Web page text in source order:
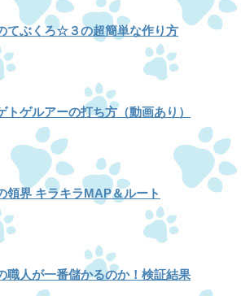
てぶくろ☆３の超簡単な作り方
トゲルアーの打ち方（動画あり）
領界 キラキラMAP＆ルート
職人が一番儲かるのか！検証結果